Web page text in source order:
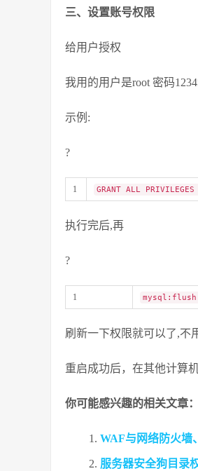
三、设置账号权限
给用户授权
我用的用户是root 密码
示例:
?
1 GRANT ALL
执行完后,再
?
1
刷新一下权限就可以了,不
重启成功后，在其他计算
你可能感兴趣的相关文章：
WAF与网络防火墙
服务器安全狗目录